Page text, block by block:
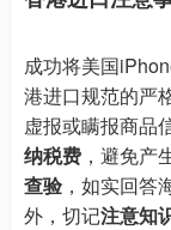
成功将美国
港进口规范的严
虚报或瞒报商品
纳税费 ，避免产
查验 ，如实回
外，切记注意知